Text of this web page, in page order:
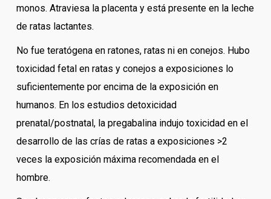
monos. Atraviesa la placenta y está presente en la leche
de ratas lactantes.
No fue teratógena en ratones, ratas ni en conejos. Hubo
toxicidad fetal en ratas y conejos a exposiciones lo
suficientemente por encima de la exposición en
humanos. En los estudios detoxicidad
prenatal/postnatal, la pregabalina indujo toxicidad en el
desarrollo de las crías de ratas a exposiciones >2
veces la exposición máxima recomendada en el
hombre.